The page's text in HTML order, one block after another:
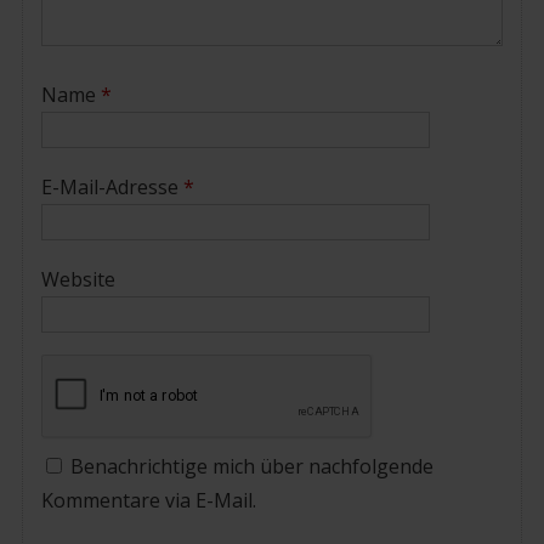
Name *
E-Mail-Adresse *
Website
Benachrichtige mich über nachfolgende
Kommentare via E-Mail.